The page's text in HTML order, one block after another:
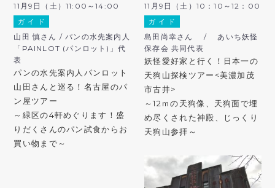
11月9日（土）11:00～14:00
ガ イ ド
山田 慎さん / パンの水先案内人
「PAINLOT (パンロット)」代
表
パンの水先案内人パンロット
山田さんと巡る！名古屋のパ
ン屋ツアー
～緑区の4軒めぐります！盛
りだくさんのパン試食からお
買い物まで～
11月9日（土）10：10～12：00
ガ イ ド
島田尚幸さん / あいち妖怪
保存会 共同代表
妖怪愛好家と行く！日本一の
天狗山探検ツアー<美濃加茂
市古井>
～12ｍの天狗像、天狗面で埋
め尽くされた神殿、じっくり
天狗山参拝～